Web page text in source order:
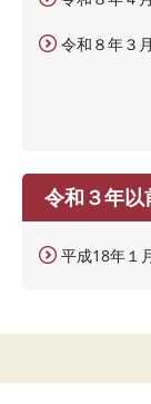
令和８年３月
令和３年以
平成18年１